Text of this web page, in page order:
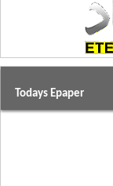
Todays Epaper